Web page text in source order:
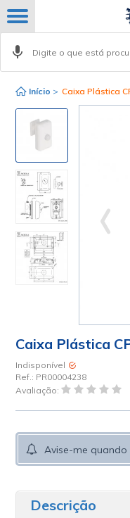
Início > Caixa Plástica
Caixa Plástica
Indisponível
Ref.: PR00004238
Avaliação:
Avise-me quando
Descrição